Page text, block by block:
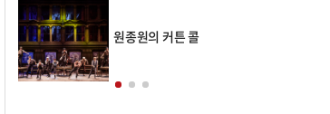
원종원의 커튼 콜